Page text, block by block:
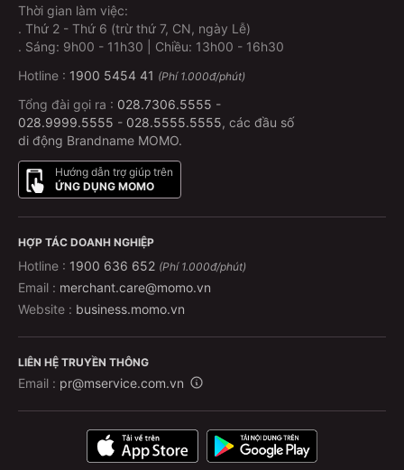
Thời gian làm việc:
. Thứ 2 - Thứ 6 (trừ thứ 7, CN, ngày Lễ)
. Sáng: 9h00 - 11h30 | Chiều: 13h00 - 16h30
Hotline : 1900 5454 41 (Phí 1.000đ/phút)
Tổng đài gọi ra : 028.7306.5555 -
028.9999.5555 - 028.5555.5555, các đầu số
di động Brandname MOMO.
Hướng dẫn trợ giúp trên
ỨNG DỤNG MOMO
HỢP TÁC DOANH NGHIỆP
Hotline : 1900 636 652 (Phí 1.000đ/phút)
Email : merchant.care@momo.vn
Website : business.momo.vn
LIÊN HỆ TRUYỀN THÔNG
Email : pr@mservice.com.vn